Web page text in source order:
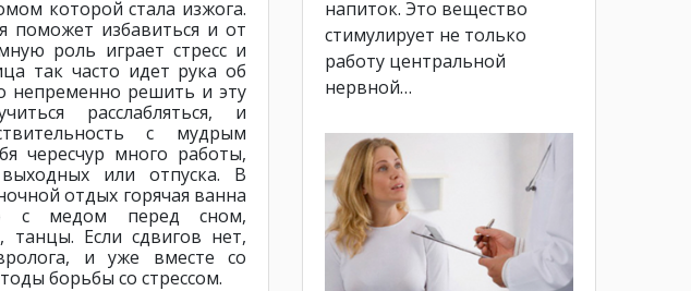
которой стала изжога.
поможет избавиться и от
роль играет стресс и
так часто идет рука об
непременно решить и эту
расслабляться, и
с мудрым
чересчур много работы,
или отпуска. В
отдых горячая ванна
с медом перед сном,
танцы. Если сдвигов нет,
и уже вместе со
борьбы со стрессом.
напиток. Это вещество
стимулирует не только
работу центральной
нервной…